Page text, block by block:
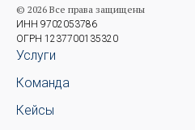
© 2026 Все права защищены
ИНН 9702053786
ОГРН 1237700135320
Услуги
Команда
Кейсы